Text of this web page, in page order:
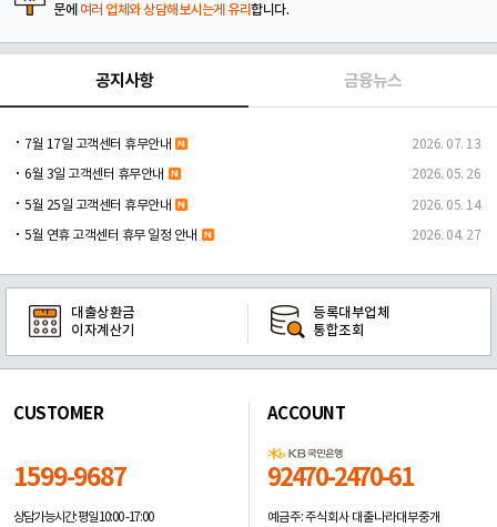
문에 여러 업체와 상담해보시는게 유리합니다.
공지사항 금융뉴스
7월 17일 고객센터 휴무안내 2026. 07. 13
6월 3일 고객센터 휴무안내 2026. 05. 26
5월 25일 고객센터 휴무안내 2026. 05. 14
5월 연휴 고객센터 휴무 일정 안내 2026. 04. 27
대출상환금
이자계산기
등록대부업체
통합조회
CUSTOMER
1599-9687
상담가능시간: 평일10:00 -17:00
ACCOUNT
92470-2470-61
예금주: 주식회사 대출나라대부중개